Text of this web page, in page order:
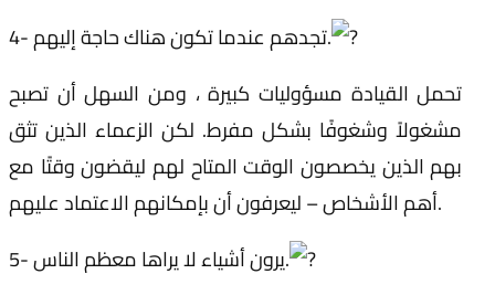
4- تجدهم عندما تكون هناك حاجة إليهم.
تحمل القيادة مسؤوليات كبيرة ، ومن السهل أن تصبح
مشغولاً وشغوفًا بشكل مفرط. لكن الزعماء الذين تثق
بهم الذين يخصصون الوقت المتاح لهم ليقضون وقتًا مع
أهم الأشخاص – ليعرفون أن بإمكانهم الاعتماد عليهم.
5- يرون أشياء لا يراها معظم الناس.